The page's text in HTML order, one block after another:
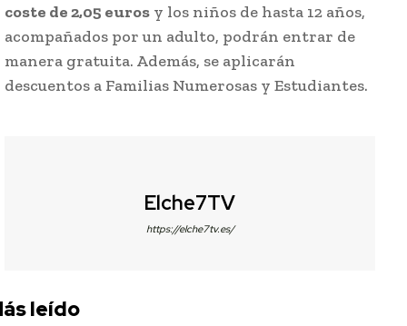
coste de 2,05 euros y los niños de hasta 12 años,
acompañados por un adulto, podrán entrar de
manera gratuita. Además, se aplicarán
descuentos a Familias Numerosas y Estudiantes.
Elche7TV
https://elche7tv.es/
leído